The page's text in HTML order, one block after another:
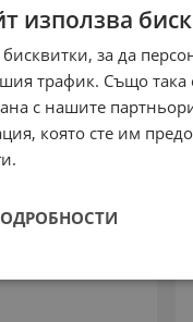
- Peach
€ / 16.51 лв.
използва
за да
трафик. Също
с нашите
която сте им